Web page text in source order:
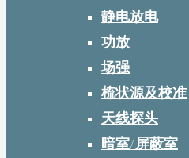
静电放电
功放
场强
梳状源及校准
天线探头
暗室/屏蔽室